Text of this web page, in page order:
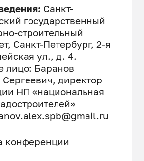
Санкт-
государственный
строительный
Санкт-Петербург, 2-я
ул., д. 4.
лицо: Баранов
директор
НП «национальная
конференции